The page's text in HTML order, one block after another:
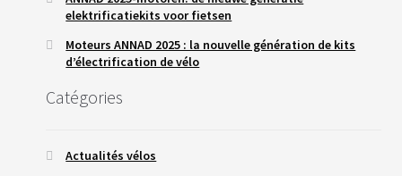
elektrificatiekits voor fietsen
Moteurs ANNAD 2025 : la nouvelle génération de kits
d’électrification de vélo
Catégories
Actualités vélos